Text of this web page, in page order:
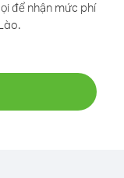
để nhận mức phí